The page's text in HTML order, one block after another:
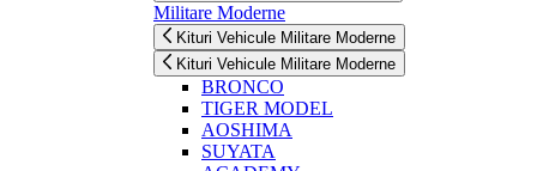
Militare Moderne
Kituri Vehicule Militare Moderne
Kituri Vehicule Militare Moderne
BRONCO
TIGER MODEL
AOSHIMA
SUYATA